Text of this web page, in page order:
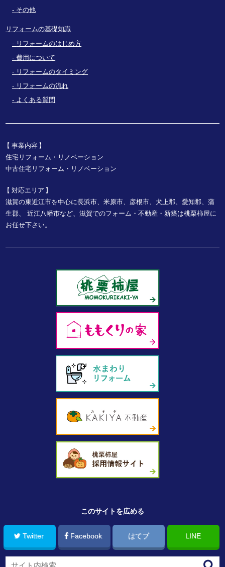
その他
リフォームの基礎知識
リフォームのはじめ方
費用について
リフォームのタイミング
リフォームの流れ
よくある質問
事業内容
住宅リフォーム・リノベーション
中古住宅リフォーム・リノベーション
対応エリア
滋賀の東近江市を中心に長浜市、米原市、彦根市、犬上郡、愛知郡、蒲
生郡、
近江八幡市など、滋賀でのフォーム・不動産・新築は桃栗柿屋に
お任せ下さい。
このサイトを広める
Twitter Facebook はてブ LINE